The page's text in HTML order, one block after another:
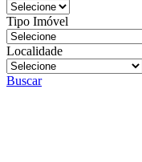
Tipo Imóvel
Localidade
Buscar